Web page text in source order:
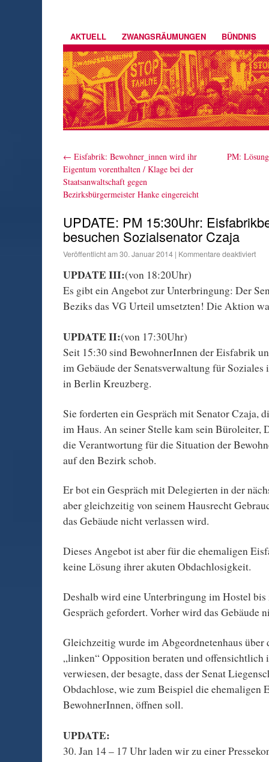
AKTUELL ZWANGSRÄUMUNGEN BÜNDNIS
← Eisfabrik: Bewohner_innen wird ihr
Eigentum vorenthalten / Klage bei der
Staatsanwaltschaft gegen
Bezirksbürgermeister Hanke eingereicht
PM:
UPDATE: PM 15:30Uhr:
besuchen Sozialsenator Czaja
Veröffentlicht am30. Januar 2014 | Kommentare deaktiviert
UPDATE III:(von 18:20Uhr)
Es gibt ein Angebot zur Unterbringung: Der
Beziks das VG Urteil umsetzten! Die Aktion
UPDATE II:(von 17:30Uhr)
Seit 15:30 sind BewohnerInnen der Eisfabrik
im Gebäude der Senatsverwaltung für Soziales
in Berlin Kreuzberg.
Sie forderten ein Gespräch mit Senator Czaja,
im Haus. An seiner Stelle kam sein Büroleiter,
die Verantwortung für die Situation der
auf den Bezirk schob.
Er bot ein Gespräch mit Delegierten in der
aber gleichzeitig von seinem Hausrecht
das Gebäude nicht verlassen wird.
Dieses Angebot ist aber für die ehemaligen
keine Lösung ihrer akuten Obdachlosigkeit.
Deshalb wird eine Unterbringung im Hostel bis
Gespräch gefordert. Vorher wird das Gebäude
Gleichzeitig wurde im Abgeordnetenhaus über
„linken“ Opposition beraten und offensichtlich
verwiesen, der besagte, dass der Senat
Obdachlose, wie zum Beispiel die ehemaligen
BewohnerInnen, öffnen soll.
UPDATE:
30. Jan 14 – 17 Uhr laden wir zu einer